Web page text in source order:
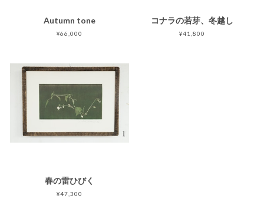
Autumn tone
¥66,000
コナラの若芽、冬越し
¥41,800
春の雷ひびく
¥47,300